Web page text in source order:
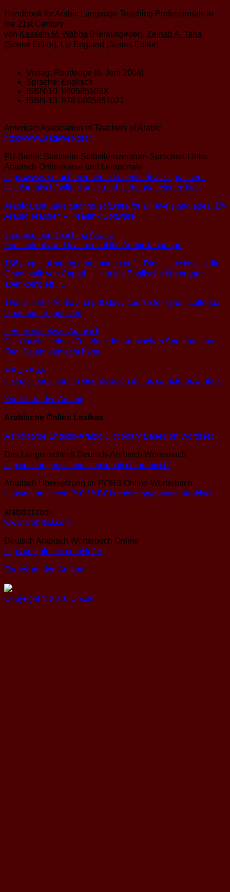
Handbook for Arabic Language Teaching Professionals in
the 21st Century
von Kassem M. Wahba (Herausgeber), Zeinab A. Taha
(Series Editor),
Liz England (Series Editor)
Verlag: Routledge (6. Juni 2006)
Sprache: Englisch
ISBN-10: 080585102X
ISBN-13: 978-0805851021
American Association of Teachers of Arabic
http://www.aataweb.org/
FU-Berlin: Startseite-Selbstlernzentrum-Sprachen-Links-
Arabisch-Onlinekurse und Lernportale
https://www.sprachenzentrum.fu-berlin.de/slz/sprachen-
links/arabisch/onlinekurse_und_lernportale/index.html
Arabic Language tutoring software for all levels and ages „My
Arabic Teacher“ – Pearlink Software
Learning and Teaching Arabic
For students and teachers of the Arabic language
166 pages of strong grammar as pdf – Dies ist nichts als die
Grammatik von Capari …. nur ins Englische übertragen …
aber komplett ….
This is a free Audio and pdf study course for syrian colloqual
language. Suggested
Lernen wir etwas Arabisch
Dies ist ein kleines Tutorium der arabischen Sprache, das
Fadi Salem gemacht habe.
MADRASA
Instrucciones para la visualización de los caracteres árabes
Zurück an den Anfang
Arabische Online Lexikas
A Prototype English-Arabic Dictionary Based on WordNet
Das Langenscheidt Deutsch-Arabisch Wörterbuch
http://de.langenscheidt.com/deutsch-arabisch/
Arabisch Übersetzung im PONS Online-Wörterbuch
http://de.pons.com/%C3%BCbersetzung/deutsch-arabisch
arabdict.com
www.arabdict.com
Deutsch Arabisch Wörterbuch Online
https://de.glosbe.com/de/ar
Zurück an den Anfang
Copyright © 2016 Chj.de